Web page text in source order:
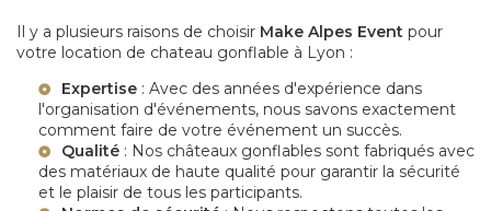
Il y a plusieurs raisons de choisir Make Alpes Event pour
votre location de chateau gonflable à Lyon :
Expertise : Avec des années d'expérience dans
l'organisation d'événements, nous savons exactement
comment faire de votre événement un succès.
Qualité : Nos châteaux gonflables sont fabriqués avec
des matériaux de haute qualité pour garantir la sécurité
et le plaisir de tous les participants.